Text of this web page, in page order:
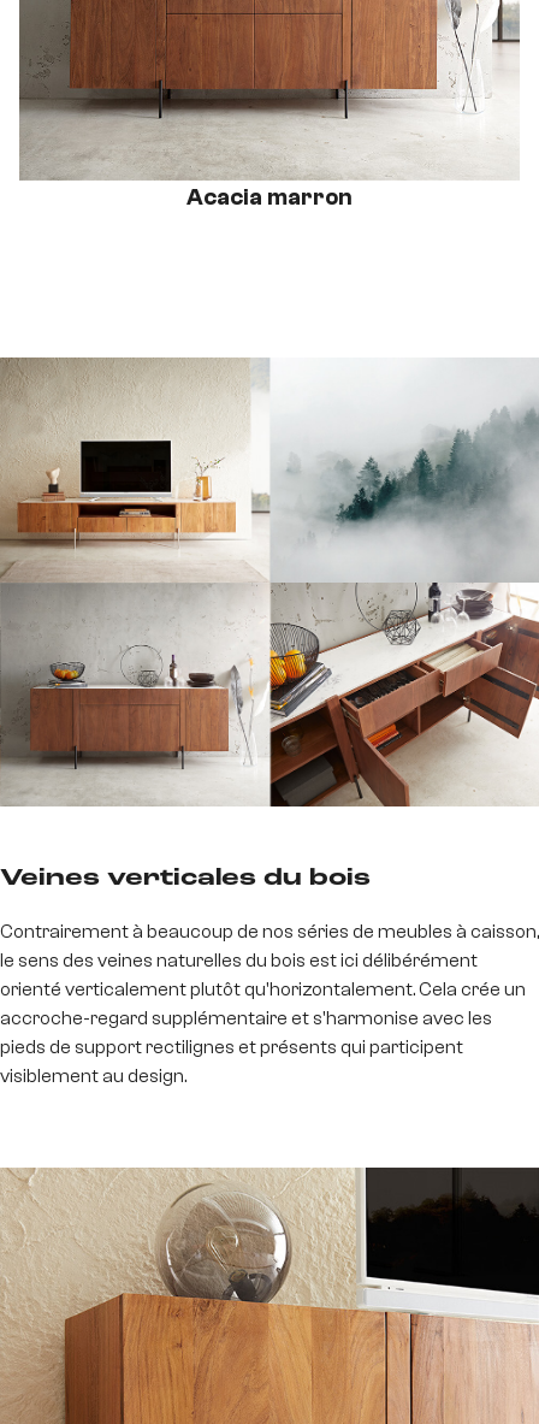
Acacia marron
Veines verticales du bois
Contrairement à beaucoup de nos séries de meubles à caisson,
le sens des veines naturelles du bois est ici délibérément
orienté verticalement plutôt qu'horizontalement. Cela crée un
accroche-regard supplémentaire et s'harmonise avec les
pieds de support rectilignes et présents qui participent
visiblement au design.